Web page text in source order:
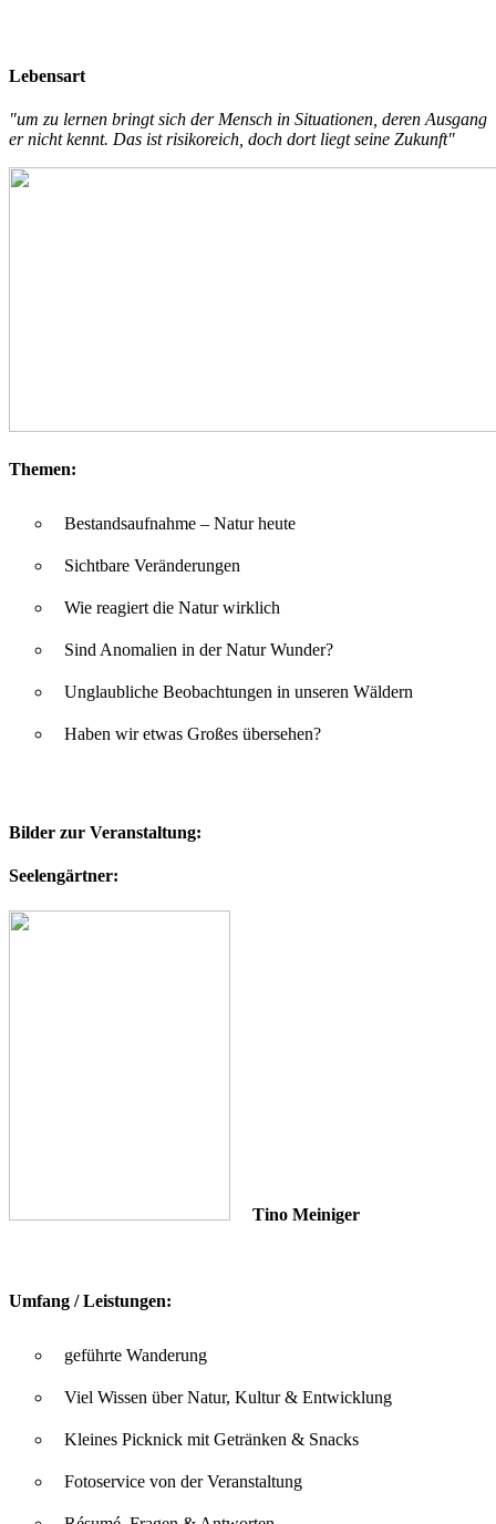
Lebensart
"um zu lernen bringt sich der Mensch in Situationen, deren Ausgang
er nicht kennt. Das ist risikoreich, doch dort liegt seine Zukunft"
Themen:
Bestandsaufnahme – Natur heute
Sichtbare Veränderungen
Wie reagiert die Natur wirklich
Sind Anomalien in der Natur Wunder?
Unglaubliche Beobachtungen in unseren Wäldern
Haben wir etwas Großes übersehen?
Bilder zur Veranstaltung:
Seelengärtner:
Tino Meiniger
Umfang / Leistungen:
geführte Wanderung
Viel Wissen über Natur, Kultur & Entwicklung
Kleines Picknick mit Getränken & Snacks
Fotoservice von der Veranstaltung